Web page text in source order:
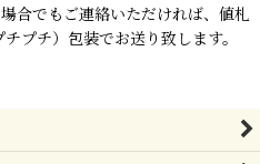
合でもご連絡いただければ、値札
プチ）包装でお送り致します。